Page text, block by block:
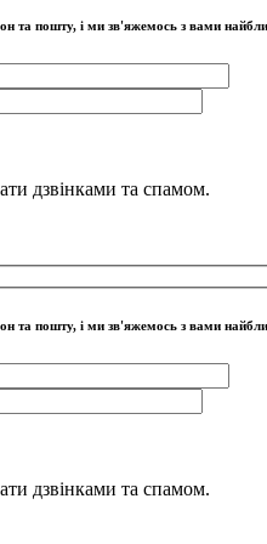
та пошту, і ми зв'яжемось з вами
дзвінками та спамом.
та пошту, і ми зв'яжемось з вами
дзвінками та спамом.